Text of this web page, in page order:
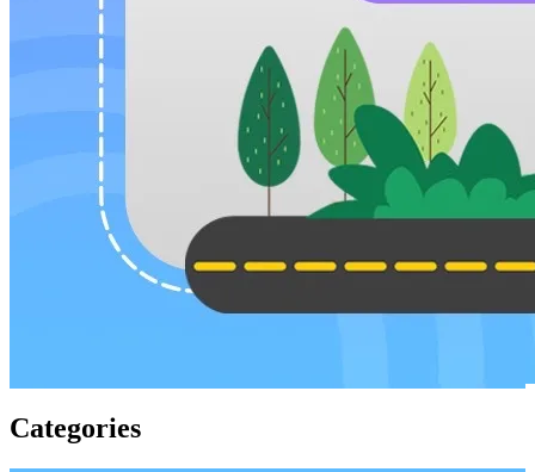
Categories